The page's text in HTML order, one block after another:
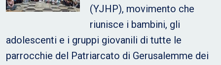
(YJHP), movimento che
riunisce i bambini, gli
adolescenti e i gruppi giovanili di tutte le
parrocchie del Patriarcato di Gerusalemme dei